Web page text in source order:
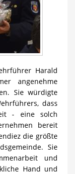
Harald
angenehme
Sie würdigte
dass
- eine solch
bereit
die größte
Sie
und
Hand und